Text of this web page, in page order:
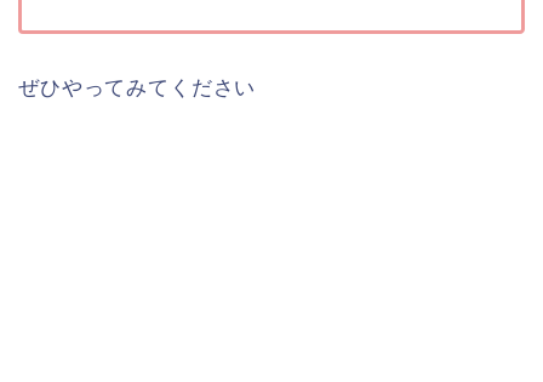
ぜひやってみてください